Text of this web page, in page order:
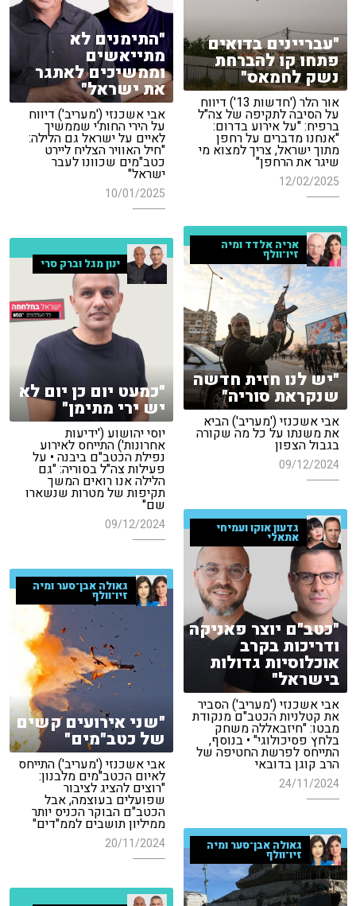
"עבריינים בדואים
פתחו קו להברחת
נשק לחמאס"
אור הלר ('חדשות 13') דיווח
על הסיבה לתקיפה של צה"ל
ברפיח: "על אירוע בדרום:
"אנחנו מדברים על רחפן
מתוך ישראל, צריך למצוא מי
שיגר את הרחפן"
12/02/2025
"התימנים לא
מתייאשים
וממשיכים לאתגר
את ישראל"
אבי אשכנזי ('מעריב') דיווח
על הירי החות'י שממשיך
לאיים על ישראל גם הלילה:
"חיל האוויר הצליח ליירט
כטב"מים שכוונו לעבר
ישראל"
10/01/2025
אריה אלדד ומיה
זיו־וולף
"יש לנו חזית חדשה
שנקראת סוריה"
אבי אשכנזי ('מעריב') הביא
את משנתו על כל מה שקורה
בגבול הצפון
09/12/2024
ינון מגל וברק סרי
"כמעט יום כן יום לא
יש ירי מתימן"
יוסי יהושוע ('ידיעות
אחרונות') התייחס לאירוע
נפילת הכטב"ם ביבנה • על
פעילות צה"ל בסוריה: "גם
הלילה אנו רואים המשך
תקיפות של מטרות שנשארו
שם"
09/12/2024 גדעון אוקו ועמיחי
אתאלי
"כטב"ם יוצר פאניקה
ודריכות בקרב
אוכלוסיות גדולות
בישראל"
אבי אשכנזי ('מעריב') הסביר
את קטלניות הכטב"ם מנקודת
מבטו: "חיזבאללה משחק
בלחץ פסיכולוגי" • בנוסף,
התייחס לפרשת החטיפה של
הרב קוגן בדובאי
24/11/2024
גאולה אבן־סער ומיה
זיו־וולף
"שני אירועים קשים
של כטב"מים"
אבי אשכנזי ('מעריב') התייחס
לאיום הכטב"מים מלבנון:
"רוצים להציג לציבור
שפועלים בעוצמה, אבל
הכטב"ם הבוקר הכניס יותר
ממיליון תושבים לממ"דים"
20/11/2024 גאולה אבן־סער ומיה
זיו־וולף